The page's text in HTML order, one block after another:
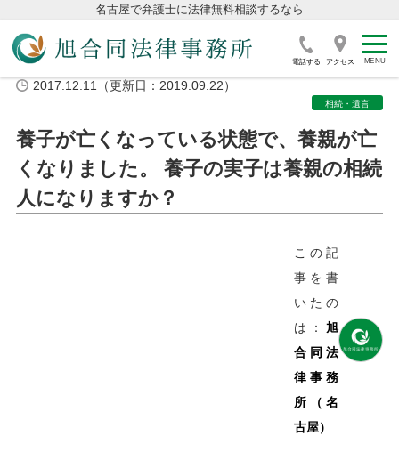
名古屋で弁護士に法律無料相談するなら
電話する アクセス
2017.12.11（更新日：2019.09.22）
相続・遺言
養子が亡くなっている状態で、養親が亡
くなりました。 養子の実子は養親の相続
人になりますか？
この記
事を書
いたの
は：旭
合同法
律事務
所（名
古屋）